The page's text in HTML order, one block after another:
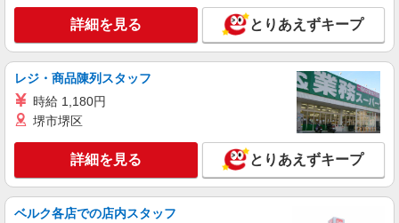
訪問介護事業所 ソラストポートアイランド/2880000010-008
ホームヘルパー（訪問介護員）（役職なし）
時給1,125円〜2,180円（経験・能力等による）
＜給与補足＞資格取得期間中は時給1,125円。資格
取得後は、生活援助:時給1,780円〜/身体介護:時給
2,180円〜。7:00〜8:00・18:00〜20:00は時給UP、
兵庫県神戸市中央区港島中町4-1-1
詳細を見る
（株）ウィルオブ・ワークCW 神戸支店/ms280101
グループホームstaff
詳細を見る とりあえずキープ
レジ・商品陳列スタッフ
時給 1,180円
堺市堺区
詳細を見る とりあえずキープ
ベルク各店での店内スタッフ